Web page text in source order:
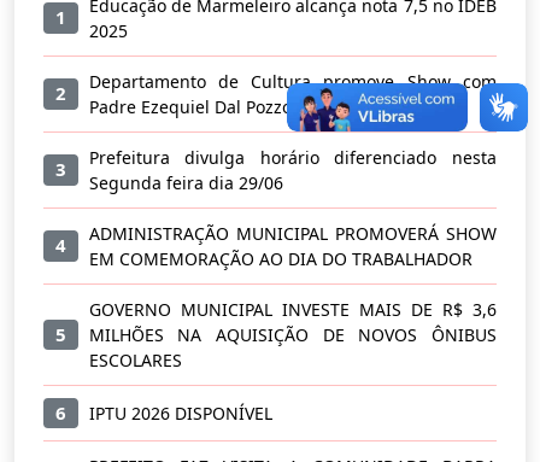
1
Educação de Marmeleiro alcança nota 7,5 no IDEB
2025
2
Departamento de Cultura promove Show com
Padre Ezequiel Dal Pozzo
3
Prefeitura divulga horário diferenciado nesta
Segunda feira dia 29/06
4
ADMINISTRAÇÃO MUNICIPAL PROMOVERÁ SHOW
EM COMEMORAÇÃO AO DIA DO TRABALHADOR
5
GOVERNO MUNICIPAL INVESTE MAIS DE R$ 3,6
MILHÕES NA AQUISIÇÃO DE NOVOS ÔNIBUS
ESCOLARES
6 IPTU 2026 DISPONÍVEL